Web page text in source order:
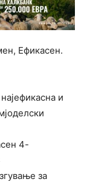
Ефикасен.
и
4-
за